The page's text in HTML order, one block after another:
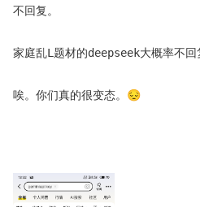
不回复。
家庭乱L题材的deepseek大概率不
唉。你们真的很变态。😔